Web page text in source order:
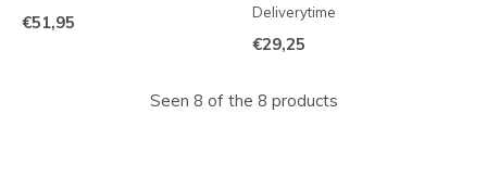
€51,95 Deliverytime
€29,25
Seen 8 of the 8 products